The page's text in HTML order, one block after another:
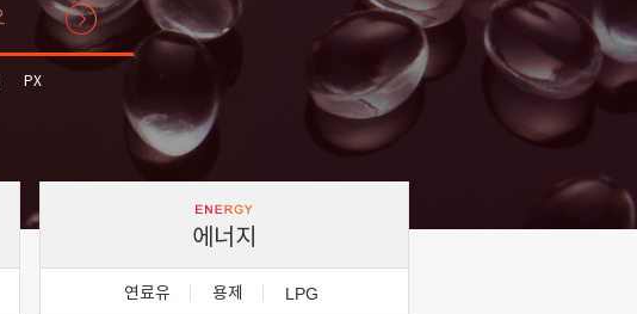
PX
에너지
연료유 용제 LPG